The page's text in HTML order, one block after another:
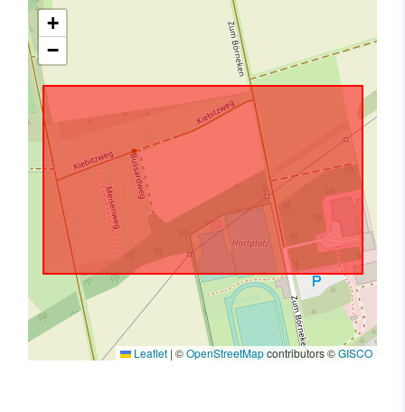
+
−
Leaflet | ©OpenStreetMapcontributors ©GISCO